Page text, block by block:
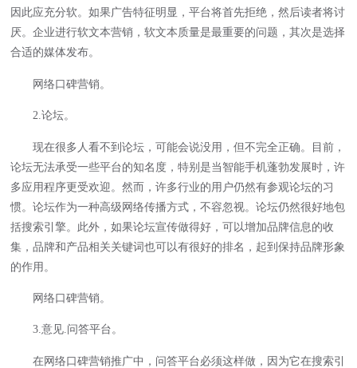
因此应充分软。如果广告特征明显，平台将首先拒绝，然后读者将讨
厌。企业进行软文本营销，软文本质量是最重要的问题，其次是选择
合适的媒体发布。
网络口碑营销。
2.论坛。
现在很多人看不到论坛，可能会说没用，但不完全正确。目前，
论坛无法承受一些平台的知名度，特别是当智能手机蓬勃发展时，许
多应用程序更受欢迎。然而，许多行业的用户仍然有参观论坛的习
惯。论坛作为一种高级网络传播方式，不容忽视。论坛仍然很好地包
括搜索引擎。此外，如果论坛宣传做得好，可以增加品牌信息的收
集，品牌和产品相关关键词也可以有很好的排名，起到保持品牌形象
的作用。
网络口碑营销。
3.意见.问答平台。
在网络口碑营销推广中，问答平台必须这样做，因为它在搜索引